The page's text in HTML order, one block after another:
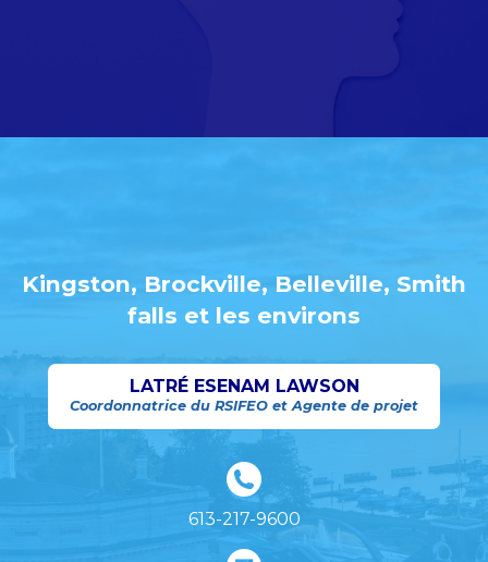
Kingston, Brockville, Belleville, Smith
falls et les environs
LATRÉ ESENAM LAWSON
Coordonnatrice du RSIFEO et Agente de projet
613-217-9600